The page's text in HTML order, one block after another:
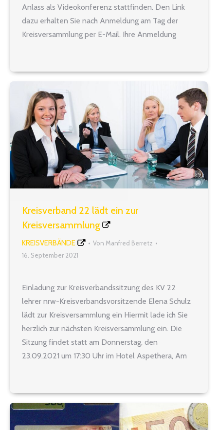
Anlass als Videokonferenz stattfinden. Den Link
dazu erhalten Sie nach Anmeldung am Tag der
Kreisversammlung per E-Mail. Ihre Anmeldung
PDF-Datei
Kreisverband 22 lädt ein zur
Kreisversammlung
KREISVERBÄNDE Von Manfred Berretz
16. September 2021
Einladung zur Kreisverbandssitzung des KV 22
lehrer nrw-Kreisverbandsvorsitzende Elena Schulz
lädt zur Kreisversammlung ein Hiermit lade ich Sie
herzlich zur nächsten Kreisversammlung ein. Die
Sitzung findet statt am Donnerstag, den
23.09.2021 um 17:30 Uhr im Hotel Aspethera, Am